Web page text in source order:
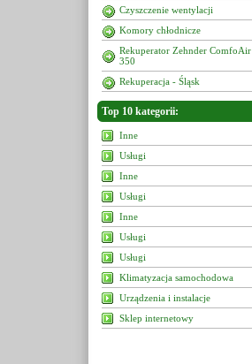
Czyszczenie wentylacji
Komory chłodnicze
Rekuperator Zehnder ComfoAir
350
Rekuperacja - Śląsk
Top 10 kategorii:
Inne
Usługi
Inne
Usługi
Inne
Usługi
Usługi
Klimatyzacja samochodowa
Urządzenia i instalacje
Sklep internetowy